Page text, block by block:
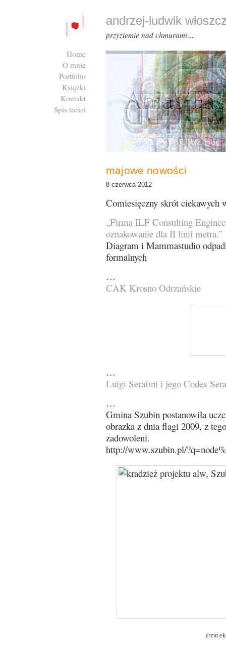
majowe nowości
8 czerwca 2012
Comiesięczny skrót ciekawych
„Firma ILF Consulting
oznakowanie dla II linii metra.”
Diagram i Mammastudio
formalnych
…
CAK Krosno Odrzańskie
…
Luigi Serafini i jego Codex
…
Gmina Szubin postanowiła
obrazka z dnia flagi 2009, z
zadowoleni.
http://www.szubin.pl/
zrzut
andrzej-ludwik
przyziemie nad chmurami…
Home
O mnie
Portfolio
Książki
Kontakt
Spis treści